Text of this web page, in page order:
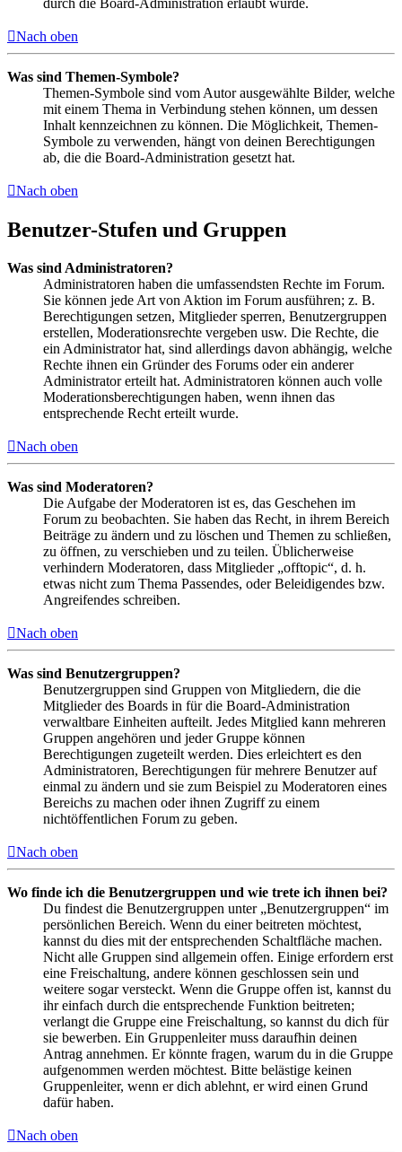
durch die Board-Administration erlaubt wurde.
Nach oben
Was sind Themen-Symbole?
Themen-Symbole sind vom Autor ausgewählte Bilder, welche
mit einem Thema in Verbindung stehen können, um dessen
Inhalt kennzeichnen zu können. Die Möglichkeit, Themen-
Symbole zu verwenden, hängt von deinen Berechtigungen
ab, die die Board-Administration gesetzt hat.
Nach oben
Benutzer-Stufen und Gruppen
Was sind Administratoren?
Administratoren haben die umfassendsten Rechte im Forum.
Sie können jede Art von Aktion im Forum ausführen; z. B.
Berechtigungen setzen, Mitglieder sperren, Benutzergruppen
erstellen, Moderationsrechte vergeben usw. Die Rechte, die
ein Administrator hat, sind allerdings davon abhängig, welche
Rechte ihnen ein Gründer des Forums oder ein anderer
Administrator erteilt hat. Administratoren können auch volle
Moderationsberechtigungen haben, wenn ihnen das
entsprechende Recht erteilt wurde.
Nach oben
Was sind Moderatoren?
Die Aufgabe der Moderatoren ist es, das Geschehen im
Forum zu beobachten. Sie haben das Recht, in ihrem Bereich
Beiträge zu ändern und zu löschen und Themen zu schließen,
zu öffnen, zu verschieben und zu teilen. Üblicherweise
verhindern Moderatoren, dass Mitglieder „offtopic“, d. h.
etwas nicht zum Thema Passendes, oder Beleidigendes bzw.
Angreifendes schreiben.
Nach oben
Was sind Benutzergruppen?
Benutzergruppen sind Gruppen von Mitgliedern, die die
Mitglieder des Boards in für die Board-Administration
verwaltbare Einheiten aufteilt. Jedes Mitglied kann mehreren
Gruppen angehören und jeder Gruppe können
Berechtigungen zugeteilt werden. Dies erleichtert es den
Administratoren, Berechtigungen für mehrere Benutzer auf
einmal zu ändern und sie zum Beispiel zu Moderatoren eines
Bereichs zu machen oder ihnen Zugriff zu einem
nichtöffentlichen Forum zu geben.
Nach oben
Wo finde ich die Benutzergruppen und wie trete ich ihnen bei?
Du findest die Benutzergruppen unter „Benutzergruppen“ im
persönlichen Bereich. Wenn du einer beitreten möchtest,
kannst du dies mit der entsprechenden Schaltfläche machen.
Nicht alle Gruppen sind allgemein offen. Einige erfordern erst
eine Freischaltung, andere können geschlossen sein und
weitere sogar versteckt. Wenn die Gruppe offen ist, kannst du
ihr einfach durch die entsprechende Funktion beitreten;
verlangt die Gruppe eine Freischaltung, so kannst du dich für
sie bewerben. Ein Gruppenleiter muss daraufhin deinen
Antrag annehmen. Er könnte fragen, warum du in die Gruppe
aufgenommen werden möchtest. Bitte belästige keinen
Gruppenleiter, wenn er dich ablehnt, er wird einen Grund
dafür haben.
Nach oben